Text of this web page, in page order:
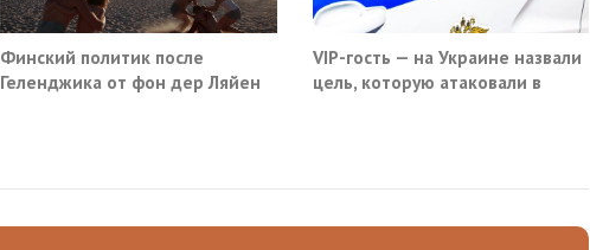
Финский политик после
Геленджика от фон дер Ляйен
VIP-гость — на Украине назвали
цель, которую атаковали в